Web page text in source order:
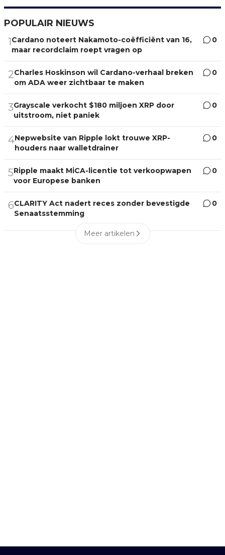
POPULAIR NIEUWS
1Cardano noteert Nakamoto-coëfficiënt van 16,
maar recordclaim roept vragen op
0
2Charles Hoskinson wil Cardano-verhaal breken
om ADA weer zichtbaar te maken
0
3Grayscale verkocht $180 miljoen XRP door
uitstroom, niet paniek
0
4Nepwebsite van Ripple lokt trouwe XRP-
houders naar walletdrainer
0
5Ripple maakt MiCA-licentie tot verkoopwapen
voor Europese banken
0
6CLARITY Act nadert reces zonder bevestigde
Senaatsstemming
0
Meer artikelen